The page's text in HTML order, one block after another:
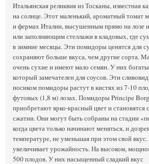
Итальянская реликвия из Тосканы, известная
на солнце. Этот маленький, ароматный томат
и фермах Италии, высушенным прямо на лозе
или заполняющим стеллажи в кладовых, где
в зимние месяцы. Эти помидоры ценятся для
сохраняют больше вкуса, чем другие сорта.
очень сухие и имеют мало семян. У них
который замечателен для соусов. Эти
носиком помидоры растут в кистях из 7-10
футовых (1,8 м) лозах. Помидоры Principe
приобретают ярко-красный цвет и становятся
сжатии. Они могут быть собраны на стадии
когда цвета только начинают меняться, и
температуре, не уменьшая при этом свой
увеличивает урожайность. На высоком,
500 плодов. У них насыщенный сладкий вкус